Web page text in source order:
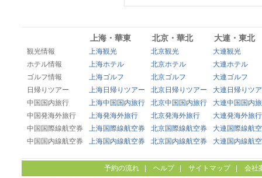
上海・華東 北京・華北 大連・東北
観光情報 上海観光 北京観光
大連観光
ホテル情報
上海ホテル 北京ホテル
大連ホテル
ゴルフ情報
上海ゴルフ 北京ゴルフ
大連ゴルフ
日帰りツアー
上海日帰りツアー 北京日帰りツアー
大連日帰りツ
中国国内旅行
上海中国国内旅行 北京中国国内旅行
大連中国国内
中国発海外旅行
上海発海外旅行 北京発海外旅行
大連発海外旅行
中国国際線航空券
上海国際線航空券 北京国際線航空券
大連国際線航
中国国内線航空券
上海国内線航空券 北京国内線航空券 大連国内線航
予約の流れ ヘルプ| サイトマップ| 会社